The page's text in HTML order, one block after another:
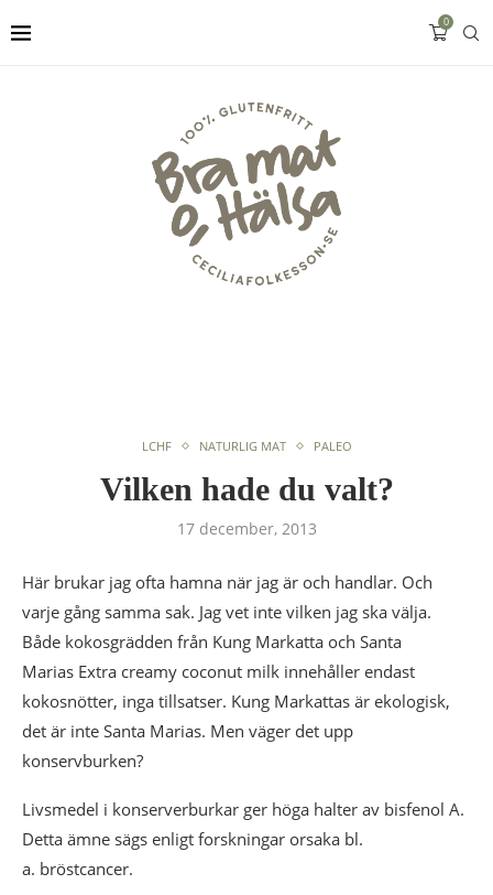
0
LCHF NATURLIG MAT PALEO
Vilken hade du valt?
17 december, 2013
Här brukar jag ofta hamna när jag är och handlar. Och
varje gång samma sak. Jag vet inte vilken jag ska välja.
Både kokosgrädden från Kung Markatta och Santa
Marias Extra creamy coconut milk innehåller endast
kokosnötter, inga tillsatser. Kung Markattas är ekologisk,
det är inte Santa Marias. Men väger det upp
konservburken?
Livsmedel i konserverburkar ger höga halter av bisfenol A.
Detta ämne sägs enligt forskningar orsaka bl.
a. bröstcancer.